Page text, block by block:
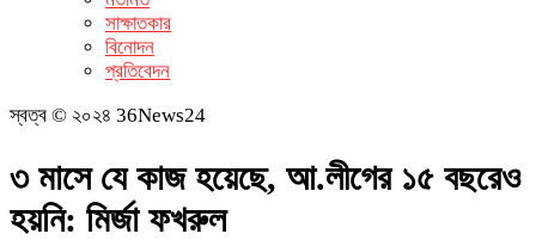
সাক্ষাতকার
বিনোদন
প্রতিবেদন
স্বত্ব © ২০২৪ 36News24
৩ মাসে যে কাজ হয়েছে, আ.লীগের ১৫ বছরেও
হয়নি: মির্জা ফখরুল